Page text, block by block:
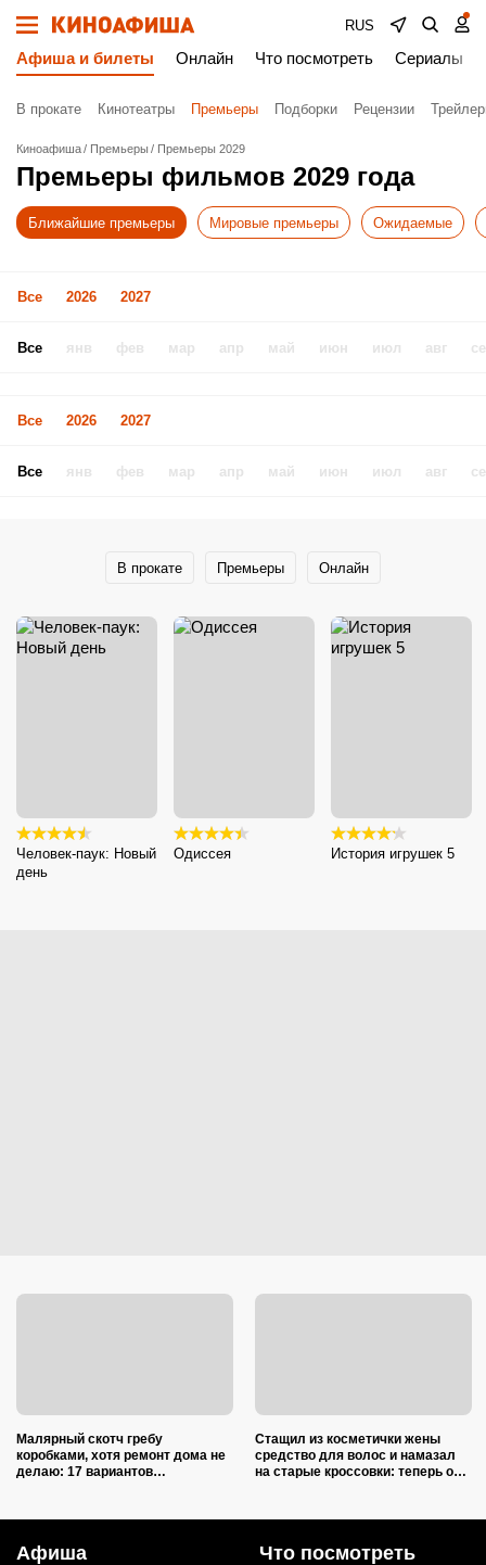
RUS
Афиша и билеты Онлайн Что посмотреть Сериалы
В прокате Кинотеатры Премьеры Подборки Рецензии
Киноафиша Премьеры Премьеры 2029
Премьеры фильмов 2029 года
Ближайшие премьеры Мировые премьеры Ожидаемые
Все 2026 2027
Все янв фев мар апр май июн июл авг
Все 2026 2027
Все янв фев мар апр май июн июл авг
В прокате Премьеры Онлайн
Человек-паук: Новый
день
Одиссея История игрушек 5
Малярный скотч гребу
коробками, хотя ремонт дома не
делаю: 17 вариантов
Стащил из косметички жены
средство для волос и намазал
на старые кроссовки: теперь они
Афиша Что посмотреть